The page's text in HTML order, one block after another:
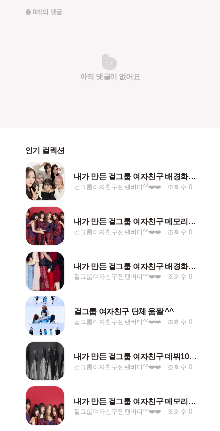
총 0개의 댓글
아직 댓글이 없어요
인기 컬렉션
내가 만든 걸그룹 여자친구 배경화면 ^^ ❤️❤️
걸그룹여자친구찐팬버디^^❤️❤️ 조회수 0
내가 만든 걸그룹 여자친구 메모리아 배경화면^^
걸그룹여자친구찐팬버디^^❤️❤️ 조회수 0
내가 만든 걸그룹 여자친구 배경화면 ^^ ♡♡
걸그룹여자친구찐팬버디^^❤️❤️ 조회수 0
걸그룹 여자친구 단체 움짤 ^^
걸그룹여자친구찐팬버디^^❤️❤️ 조회수 0
내가 만든 걸그룹 여자친구 데뷔10주년 배경화면^^
걸그룹여자친구찐팬버디^^❤️❤️ 조회수 0
내가 만든 걸그룹 여자친구 메모리아 배경화면^^ ❤️❤
걸그룹여자친구찐팬버디^^❤️❤️ 조회수 0